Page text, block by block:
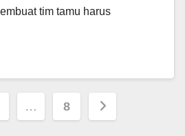
tim tamu harus
… 8